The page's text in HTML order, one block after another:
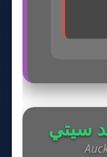
سيتي